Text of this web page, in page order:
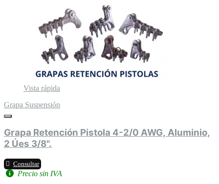
Vista rápida
Grapa Suspensión
Grapa Retención Pistola 4-2/0 AWG, Aluminio,
2 Úes 3/8".
Consultar
Precio sin IVA